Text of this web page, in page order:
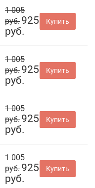
1 005
руб. 925
руб.
Купить
1 005
руб. 925
руб.
Купить
1 005
руб. 925
руб.
Купить
1 005
руб. 925
руб.
Купить